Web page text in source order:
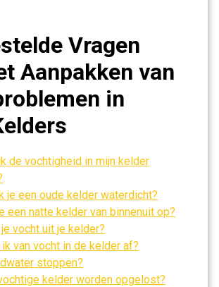
Vragen
Aanpakken van
in
de vochtigheid in mijn kelder
je een oude kelder waterdicht?
een natte kelder van binnenuit op?
vocht uit je kelder?
van vocht in de kelder af?
stoppen?
kelder worden opgelost?